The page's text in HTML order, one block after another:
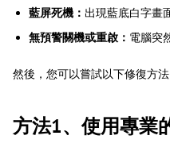
藍屏死機： 出現藍底白字畫
無預警關機或重啟： 電腦突
然後，您可以嘗試以下修復方法
方法1、使用專業